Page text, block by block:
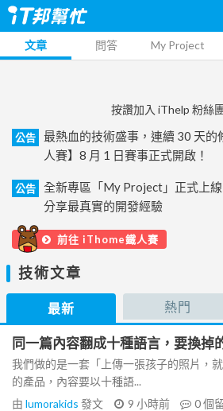
文章 問答 My Project
按讚加入 iThelp 粉絲
公告
最熱血的技術盛事，連續 30 天的
人賽】8 月 1 日賽事正式開啟！
公告
全新專區「My Project」正式上
分享最真實的開發經驗
前往 iThome鐵人賽
技術文章
最新 熱門
同一篇內容翻成十種語言，要換掉
我們做的是一套「上傳一張孩子的照片，
的產品，內容要以十種語...
由 lumorakids 發文 9 小時前 0個